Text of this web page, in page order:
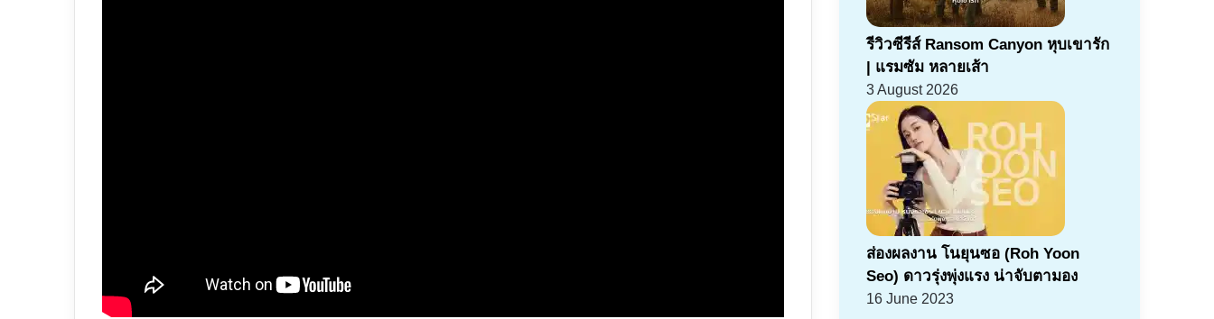
รีวิวซีรีส์ Ransom Canyon หุบเขารัก
| แรมซัม หลายเส้า
3 August 2026
ส่องผลงาน โนยุนซอ (Roh Yoon
Seo) ดาวรุ่งพุ่งแรง น่าจับตามอง
16 June 2023